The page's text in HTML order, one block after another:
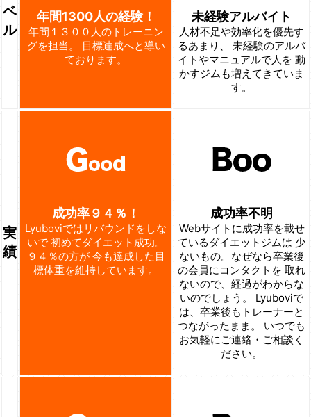
ベ
ル
年間1300人の経験！
年間１３００人のトレーニン
グを担当。
目標達成へと導い
ております。
未経験アルバイト
人材不足や効率化を優先す
るあまり、
未経験のアルバ
イトやマニュアルで人を 動
かすジムも増えてきていま
す。
実
績
成功率９４％！
Lyuboviではリバウンドをしな
いで初めてダイエット成功。
９４％の方が今も達成した目
標体重を維持しています。
成功率不明
Webサイトに成功率を載せ
ているダイエットジムは 少
ないもの。なぜなら卒業後
の会員にコンタクトを 取れ
ないので、経過がわからな
いのでしょう。
Lyuboviで
は、卒業後もトレーナーと
つながったまま。
いつでも
お気軽にご連絡・ご相談く
ださい。